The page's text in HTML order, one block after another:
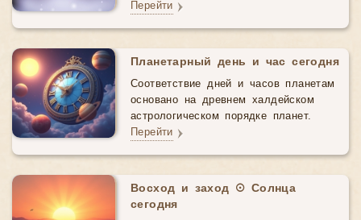
Перейти
Планетарный день и час сегодня
Соответствие дней и часов планетам
основано на древнем халдейском
астрологическом порядке планет.
Перейти
Восход и заход ☉ Солнца
сегодня